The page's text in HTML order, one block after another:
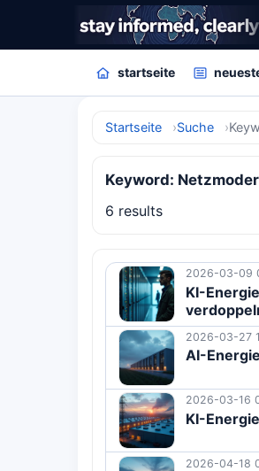
startseite
Startseite Suche
Keyword:
6 results
2026-03-09
KI-
2026-03-27
AI-
2026-03-16
KI-
2026-04-18